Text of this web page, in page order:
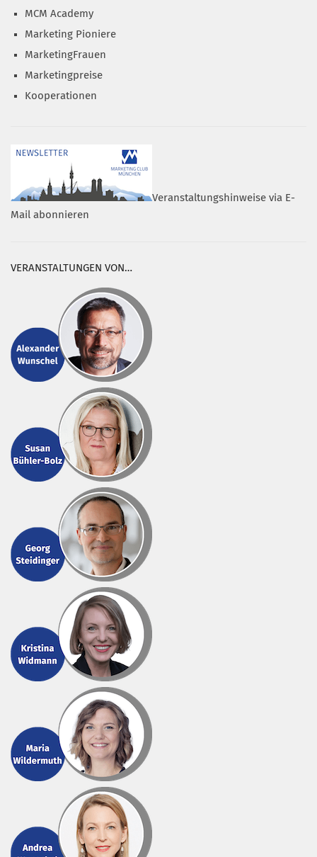
MCM Academy
Marketing Pioniere
MarketingFrauen
Marketingpreise
Kooperationen
Veranstaltungshinweise via E-
Mail abonnieren
VERANSTALTUNGEN VON…